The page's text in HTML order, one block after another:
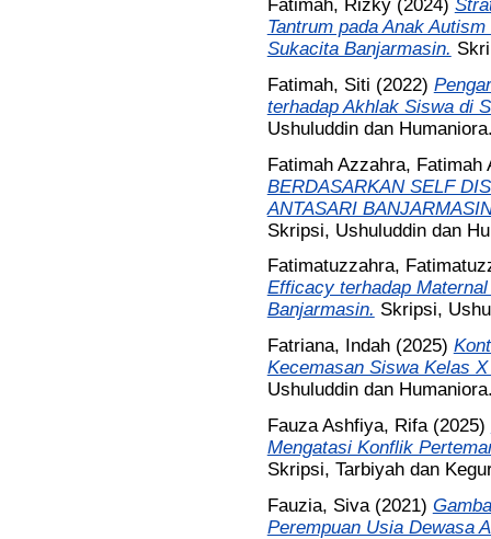
Fatimah, Rizky(2024)
Tantrum pada Anak
Sukacita Banjarmasin.
Fatimah, Siti (2022)
terhadap Akhlak Siswa di
Ushuluddin dan
Fatimah Azzahra, Fatimah
BERDASARKAN SELF
ANTASARI
Skripsi, Ushuluddin dan
Fatimatuzzahra,
Efficacy terhadap
Banjarmasin. Skripsi,
Fatriana, Indah(2025)
Kecemasan Siswa Kelas
Ushuluddin dan
Fauza Ashfiya, Rifa(2025)
Mengatasi Konflik
Skripsi, Tarbiyah dan
Fauzia, Siva(2021)
Perempuan Usia Dewasa